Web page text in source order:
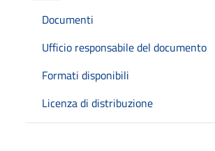
Documenti
Ufficio responsabile del documento
Formati disponibili
Licenza di distribuzione